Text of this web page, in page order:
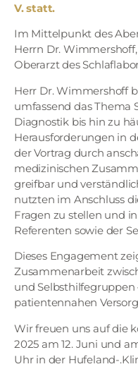
V. statt.
Im Mittelpunkt des
Herrn Dr.
Oberarzt des
Herr Dr. Wimmershoff
umfassend das Thema
Diagnostik bis hin zu
Herausforderungen in
der Vortrag durch
medizinischen
greifbar und
nutzten im Anschluss
Fragen zu stellen und
Referenten sowie der
Dieses Engagement
Zusammenarbeit
und Selbsthilfegruppen
patientennahen
Wir freuen uns auf die
2025 am 12. Juni und
Uhr in der Hufeland-